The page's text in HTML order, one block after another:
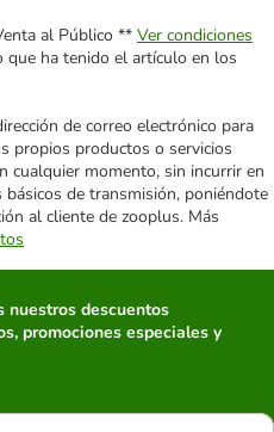
al Público ** Ver condiciones
que ha tenido el artículo en los
de correo electrónico para
propios productos o servicios
cualquier momento, sin incurrir en
de transmisión, poniéndote
al cliente de zooplus. Más
nuestros descuentos
promociones especiales y